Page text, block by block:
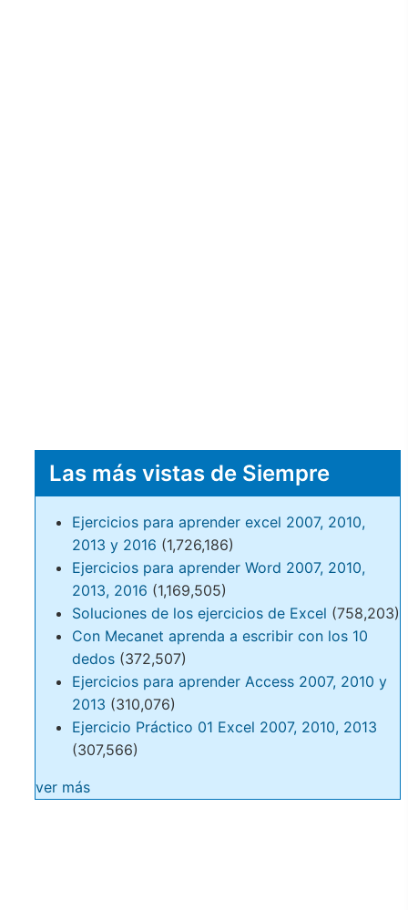
Las más vistas de Siempre
Ejercicios para aprender excel 2007, 2010,
2013 y 2016 (1,726,186)
Ejercicios para aprender Word 2007, 2010,
2013, 2016 (1,169,505)
Soluciones de los ejercicios de Excel (758,203)
Con Mecanet aprenda a escribir con los 10
dedos (372,507)
Ejercicios para aprender Access 2007, 2010 y
2013 (310,076)
Ejercicio Práctico 01 Excel 2007, 2010, 2013
(307,566)
ver más